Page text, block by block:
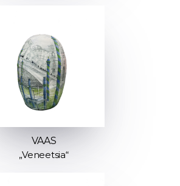
VAAS
„Veneetsia“